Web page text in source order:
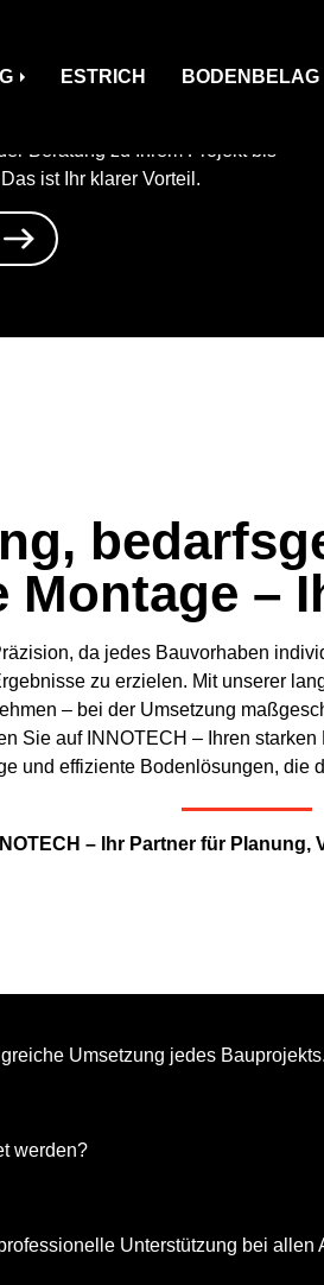
ESTRICH BODENBELAG
Beratung zu Ihrem Projekt bis
ist Ihr klarer Vorteil.
Montage –
da jedes Bauvorhaben
zu erzielen. Mit unserer
– bei der Umsetzung
Sie auf INNOTECH – Ihren
und effiziente Bodenlösungen, die
– Ihr Partner für Planung,
Umsetzung jedes
werden?
Unterstützung bei